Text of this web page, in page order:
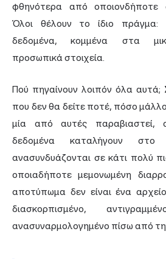
φθηνότερα από οποιονδήποτε
Όλοι θέλουν το ίδιο
δεδομένα, κομμένα στα
προσωπικά στοιχεία.
Πού πηγαίνουν λοιπόν όλα αυτά;
που δεν θα δείτε ποτέ, πόσο
μία από αυτές παραβιαστεί,
δεδομένα καταλήγουν
ανασυνδυάζονται σε κάτι πολύ
οποιαδήποτε μεμονωμένη
αποτύπωμα δεν είναι ένα
διασκορπισμένο,
ανασυναρμολογημένο πίσω από